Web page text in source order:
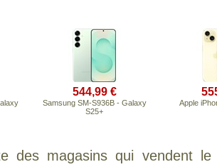
544,99 €
Samsung SM-S936B - Galaxy
S25+
Apple
des magasins qui vendent